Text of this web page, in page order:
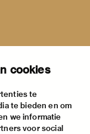
cookies
te
te bieden en om
we informatie
voor social